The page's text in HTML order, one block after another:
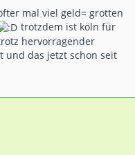
mal viel geld= grotten
trotzdem ist köln für
hervorragender
das jetzt schon seit